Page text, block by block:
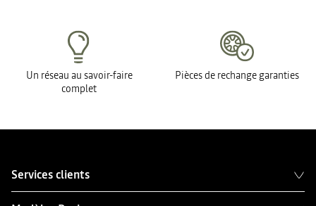
Un réseau au savoir-faire
complet
Pièces de rechange garanties
Services clients